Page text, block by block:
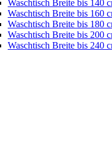
Waschtisch Breite bis 140
Waschtisch Breite bis 160
Waschtisch Breite bis 180
Waschtisch Breite bis 200
Waschtisch Breite bis 240